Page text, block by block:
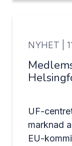
NYHET |
UF-
marknad
EU-